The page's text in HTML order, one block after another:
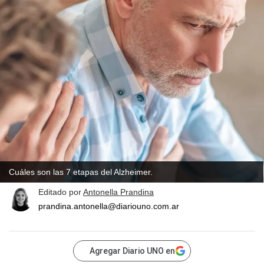
Cuáles son las 7 etapas del Alzheimer.
Editado porAntonella Prandina
prandina.antonella@diariouno.com.ar
Agregar Diario UNO en